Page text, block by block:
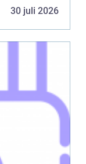
30 juli 2026